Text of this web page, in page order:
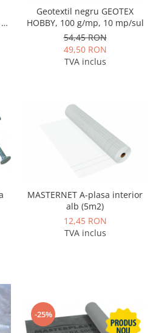
Geotextil negru GEOTEX
HOBBY, 100 g/mp, 10 mp/sul
54,45 RON
49,50 RON
TVA inclus
MASTERNET A-plasa interior
alb (5m2)
12,45 RON
TVA inclus
-25%